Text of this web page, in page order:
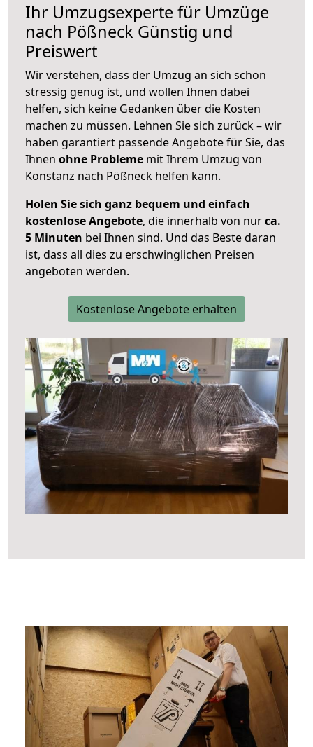
Ihr Umzugsexperte für Umzüge
nach Pößneck Günstig und
Preiswert
Wir verstehen, dass der Umzug an sich schon
stressig genug ist, und wollen Ihnen dabei
helfen, sich keine Gedanken über die Kosten
machen zu müssen. Lehnen Sie sich zurück – wir
haben garantiert passende Angebote für Sie, das
Ihnen ohne Probleme mit Ihrem Umzug von
Konstanz nach Pößneck helfen kann.
Holen Sie sich ganz bequem und einfach
kostenlose Angebote, die innerhalb von nurca.
5 Minuten bei Ihnen sind. Und das Beste daran
ist, dass all dies zu erschwinglichen Preisen
angeboten werden.
Kostenlose Angebote erhalten